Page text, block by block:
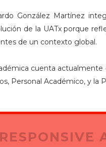
González Martínez
de la UATx porque
de un contexto global.
cuenta
Personal Académico, y la
RESPONSIVE